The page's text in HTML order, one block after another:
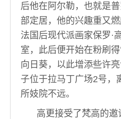
后他在阿尔勒，也就是
部定居，他的兴趣重又
法国后现代派画家保罗·
室，此后便开始在粉刷
向日葵，以此增添些许
子位于拉马丁广场2号，
所妓院不远。
高更接受了梵高的